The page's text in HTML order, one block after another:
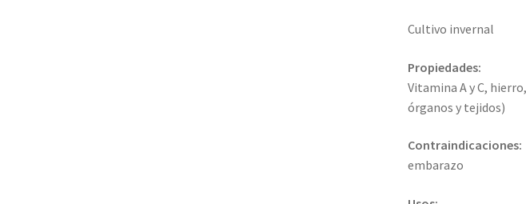
Cultivo invernal
Propiedades:
Vitamina A y C,
órganos y tejidos)
Contraindicaciones:
embarazo